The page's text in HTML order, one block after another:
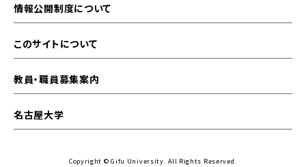
情報公開制度について
このサイトについて
教員・職員募集案内
名古屋大学
Copyright © Gifu University. All Rights Reserved.